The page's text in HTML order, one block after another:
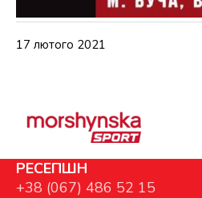
17 лютого 2021
РЕСЕПШН
+38 (067) 486 52 15